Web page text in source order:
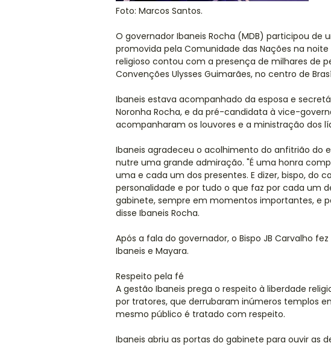
Foto: Marcos Santos.
O governador Ibaneis Rocha (MDB) participou
promovida pela Comunidade das Nações na
religioso contou com a presença de milhares de
Convenções Ulysses Guimarães, no centro de
Ibaneis estava acompanhado da esposa e
Noronha Rocha, e da pré-candidata à vice-
acompanharam os louvores e a ministração dos
Ibaneis agradeceu o acolhimento do anfitrião do
nutre uma grande admiração. "É uma honra
uma e cada um dos presentes. E dizer, bispo, do
personalidade e por tudo o que faz por cada um
gabinete, sempre em momentos importantes, e
disse Ibaneis Rocha.
Após a fala do governador, o Bispo JB Carvalho
Ibaneis e Mayara.
Respeito pela fé
A gestão Ibaneis prega o respeito à liberdade
por tratores, que derrubaram inúmeros templos
mesmo público é tratado com respeito.
Ibaneis abriu as portas do gabinete para ouvir as